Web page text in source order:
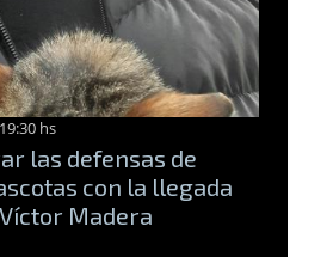
hs
las defensas de
con la llegada
Madera